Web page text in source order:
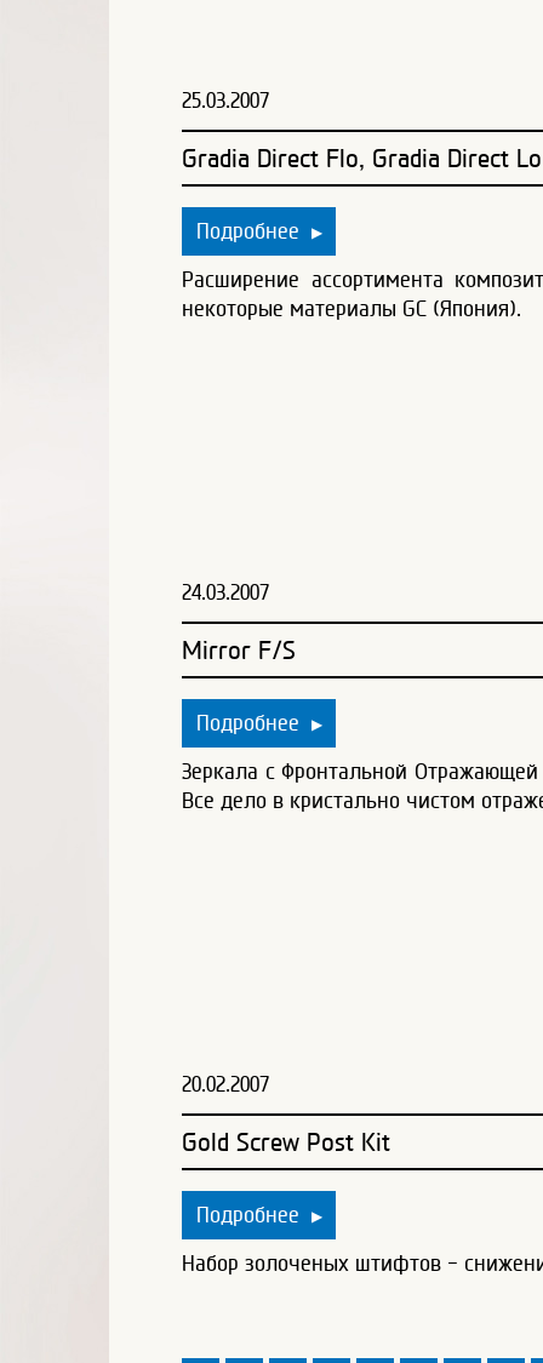
25.03.2007
Gradia Direct Flo, Gradia Direct
Подробнее ▶
Расширение ассортимента
некоторые материалы GC (Япония).
24.03.2007
Mirror F/S
Подробнее ▶
Зеркала с Фронтальной
Все дело в кристально чистом
20.02.2007
Gold Screw Post Kit
Подробнее ▶
Набор золоченых штифтов -